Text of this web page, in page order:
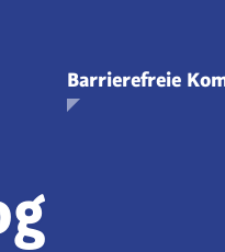
Barrierefreie
Zeige